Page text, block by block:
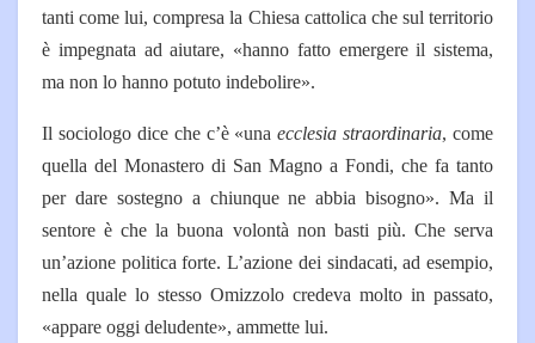
tan­ti come lui, compresa la Chiesa cattolica che sul territorio
è im­pegnata ad aiutare, «hanno fat­to emergere il sistema,
ma non lo hanno potuto indebolire».
Il sociologo dice che c’è «unaecclesia straordinaria, come
quella del Monastero di San Magno a Fondi, che fa tanto
per dare sostegno a chiunque ne abbia bisogno». Ma il
sento­re è che la buona volontà non basti più. Che serva
un’azione politica forte. L’azione dei sin­dacati, ad esempio,
nella qua­le lo stesso Omizzolo credeva molto in passato,
«appare oggi deludente», ammette lui.